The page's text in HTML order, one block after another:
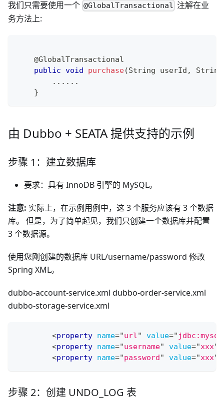
我们只需要使用一个 @GlobalTransactional 注解在业
务方法上:
@GlobalTransactional
public void purchase(String userId , String
. . . . . .
}
由 Dubbo + SEATA 提供支持的示例
步骤 1：建立数据库
要求：具有 InnoDB 引擎的 MySQL。
注意: 实际上，在示例用例中，这 3 个服务应该有 3 个数据
库。 但是，为了简单起见，我们只创建一个数据库并配置
3 个数据源。
使用您刚创建的数据库 URL/username/password 修改
Spring XML。
dubbo-account-service.xml dubbo-order-service.xml
dubbo-storage-service.xml
<property name="url" value="
<property name="username" value="xxx"
<property name="password" value="xxx"
步骤 2：创建 UNDO_LOG 表